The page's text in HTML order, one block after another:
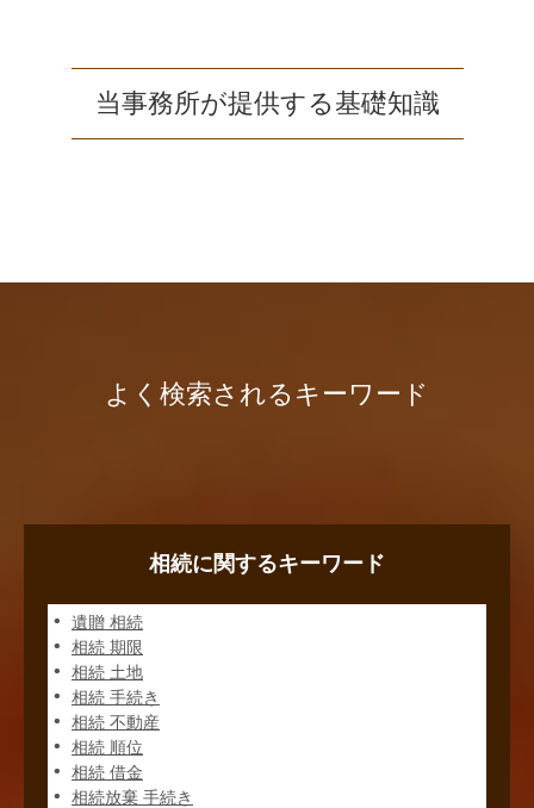
当事務所が提供する基礎知識
よく検索されるキーワード
相続に関するキーワード
遺贈 相続
相続 期限
相続 土地
相続 手続き
相続 不動産
相続 順位
相続 借金
相続放棄 手続き